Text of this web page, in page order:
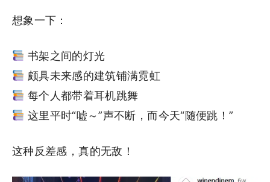
想象一下：
书架之间的灯光
颇具未来感的建筑铺满霓虹
每个人都带着耳机跳舞
这里平时“嘘～”声不断，而今天“随便跳！”
这种反差感，真的无敌！